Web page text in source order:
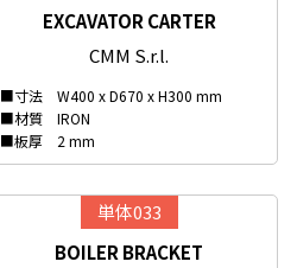
EXCAVATOR CARTER
CMM S.r.l.
■寸法 W400 x D670 x H300 mm
■材質 IRON
■板厚 2 mm
単体033
BOILER BRACKET